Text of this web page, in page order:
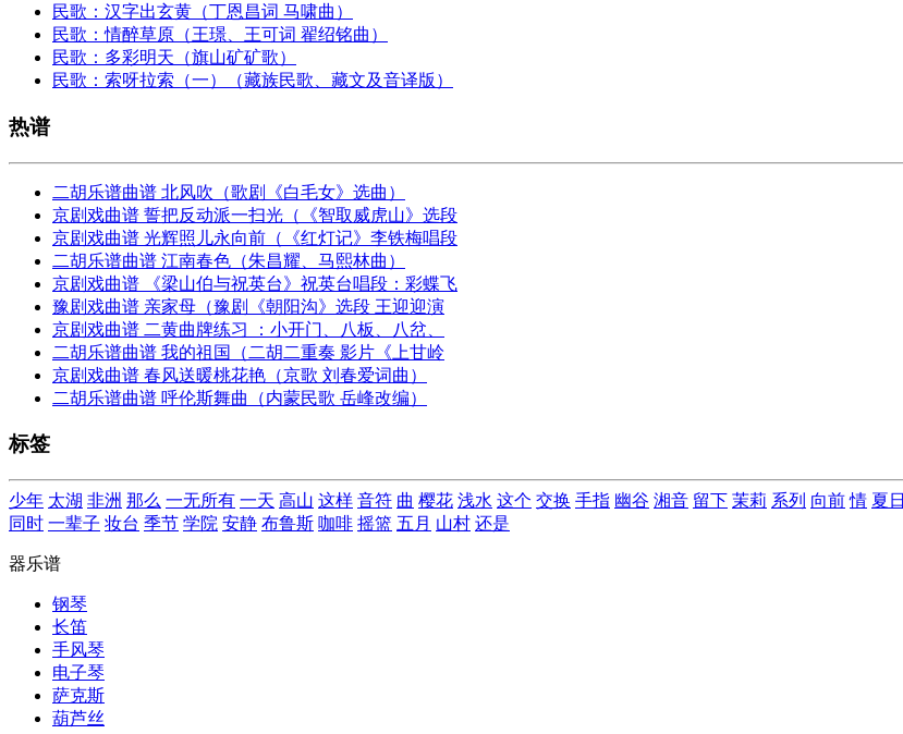
民歌：汉字出玄黄（丁恩昌词 马啸曲）
民歌：情醉草原（王璟、王可词 翟绍铭曲）
民歌：多彩明天（旗山矿矿歌）
民歌：索呀拉索（一）（藏族民歌、藏文及音译版）
热谱
二胡乐谱曲谱 北风吹（歌剧《白毛女》选曲）
京剧戏曲谱 誓把反动派一扫光（《智取威虎山》选段
京剧戏曲谱 光辉照儿永向前（《红灯记》李铁梅唱段
二胡乐谱曲谱 江南春色（朱昌耀、马熙林曲）
京剧戏曲谱 《梁山伯与祝英台》祝英台唱段：彩蝶飞
豫剧戏曲谱 亲家母（豫剧《朝阳沟》选段 王迎迎演
京剧戏曲谱 二黄曲牌练习 ：小开门、八板、八岔、
二胡乐谱曲谱 我的祖国（二胡二重奏 影片《上甘岭
京剧戏曲谱 春风送暖桃花艳（京歌 刘春爱词曲）
二胡乐谱曲谱 呼伦斯舞曲（内蒙民歌 岳峰改编）
标签
少年 太湖 非洲 那么 一无所有 一天 高山 这样 音符 曲 樱花 浅水 这个 交换 手指 幽谷 湘音 留下 茉莉 系列 向前 情 夏日
同时 一辈子 妆台 季节 学院 安静 布鲁斯 咖啡 摇篮 五月 山村 还是
器乐谱
钢琴
长笛
手风琴
电子琴
萨克斯
葫芦丝